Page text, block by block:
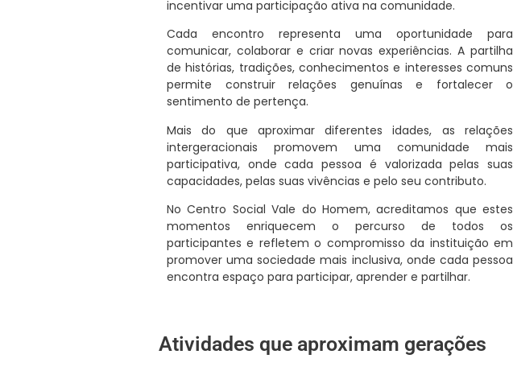
incentivar uma participação ativa na comunidade.
Cada encontro representa uma oportunidade para
comunicar, colaborar e criar novas experiências. A partilha
de histórias, tradições, conhecimentos e interesses comuns
permite construir relações genuínas e fortalecer o
sentimento de pertença.
Mais do que aproximar diferentes idades, as relações
intergeracionais promovem uma comunidade mais
participativa, onde cada pessoa é valorizada pelas suas
capacidades, pelas suas vivências e pelo seu contributo.
No Centro Social Vale do Homem, acreditamos que estes
momentos enriquecem o percurso de todos os
participantes e refletem o compromisso da instituição em
promover uma sociedade mais inclusiva, onde cada pessoa
encontra espaço para participar, aprender e partilhar.
Atividades que aproximam gerações